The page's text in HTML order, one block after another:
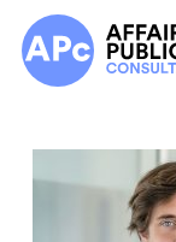
Skip
main